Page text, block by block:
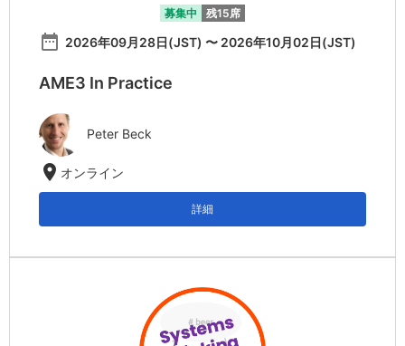
募集中 残15席
date_range 2026年09月28日(JST) 〜 2026年10月02日(JST)
AME3 In Practice
Peter Beck
location_on オンライン
詳細